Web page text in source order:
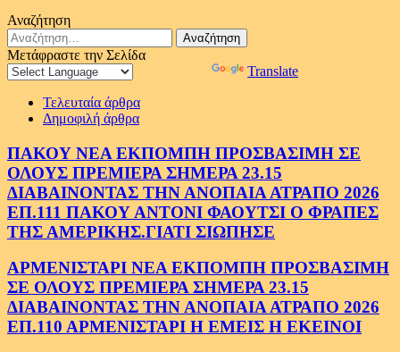
Αναζήτηση
Αναζήτηση
για:
Μετάφραστε την Σελίδα
Translate
Τελευταία άρθρα
Δημοφιλή άρθρα
ΠΑΚΟΥ ΝΕΑ ΕΚΠΟΜΠΗ ΠΡΟΣΒΑΣΙΜΗ ΣΕ
ΟΛΟΥΣ ΠΡΕΜΙΕΡΑ ΣΗΜΕΡΑ 23.15
ΔΙΑΒΑΙΝΟΝΤΑΣ ΤΗΝ ΑΝΟΠΑΙΑ ΑΤΡΑΠΟ 2026
ΕΠ.111 ΠΑΚΟΥ ΑΝΤΟΝΙ ΦΑΟΥΤΣΙ Ο ΦΡΑΠΕΣ
ΤΗΣ ΑΜΕΡΙΚΗΣ.ΓΙΑΤΙ ΣΙΩΠΗΣΕ
ΑΡΜΕΝΙΣΤΑΡΙ ΝΕΑ ΕΚΠΟΜΠΗ ΠΡΟΣΒΑΣΙΜΗ
ΣΕ ΟΛΟΥΣ ΠΡΕΜΙΕΡΑ ΣΗΜΕΡΑ 23.15
ΔΙΑΒΑΙΝΟΝΤΑΣ ΤΗΝ ΑΝΟΠΑΙΑ ΑΤΡΑΠΟ 2026
ΕΠ.110 ΑΡΜΕΝΙΣΤΑΡΙ Η ΕΜΕΙΣ Η ΕΚΕΙΝΟΙ